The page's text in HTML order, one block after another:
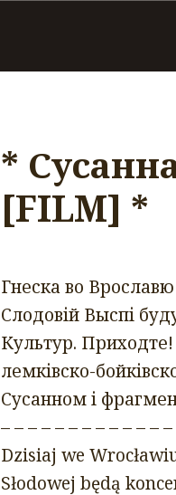
*
[FILM] *
Гнеска во
Слодовій Выспі
Культур. Приходте!
лемківско-
Сусанном і
– – – – – – – – – – – –
Dzisiaj we
Słodowej będą